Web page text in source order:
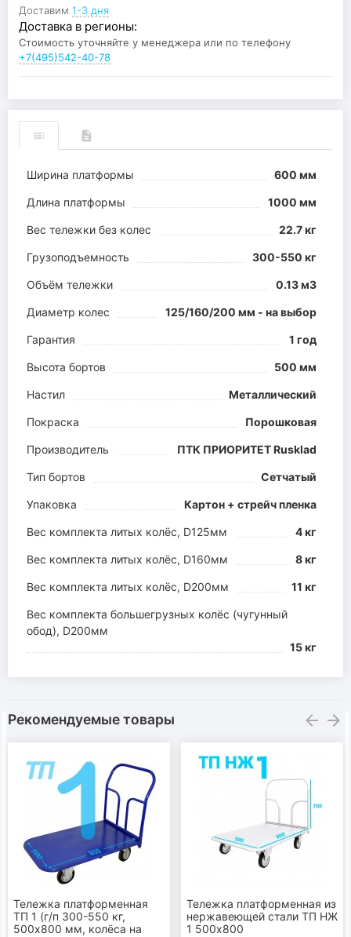
Доставим 1-3 дня
Доставка в регионы:
Стоимость уточняйте у менеджера или по телефону
+7(495)542-40-78
Ширина платформы 600 мм
Длина платформы 1000 мм
Вес тележки без колес 22.7 кг
Грузоподъемность 300-550 кг
Объём тележки 0.13 м3
Диаметр колес 125/160/200 мм - на выбор
Гарантия 1 год
Высота бортов 500 мм
Настил Металлический
Покраска Порошковая
Производитель ПТК ПРИОРИТЕТ Rusklad
Тип бортов Сетчатый
Упаковка Картон + стрейч пленка
Вес комплекта литых колёс, D125мм 4 кг
Вес комплекта литых колёс, D160мм 8 кг
Вес комплекта литых колёс, D200мм 11 кг
Вес комплекта большегрузных колёс (чугунный
обод), D200мм
15 кг
Рекомендуемые товары
Тележка платформенная
ТП 1 (г/п 300-550 кг,
500х800 мм, колёса на
Тележка платформенная из
нержавеющей стали ТП НЖ
1 500х800